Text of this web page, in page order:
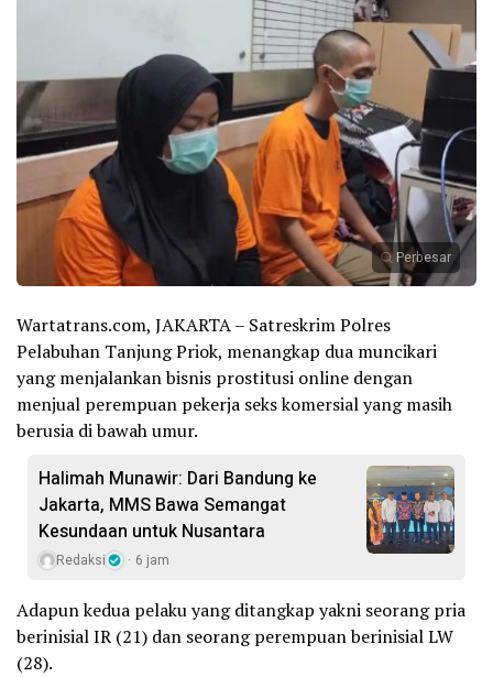
Perbesar
Wartatrans.com, JAKARTA – Satreskrim Polres
Pelabuhan Tanjung Priok, menangkap dua muncikari
yang menjalankan bisnis prostitusi online dengan
menjual perempuan pekerja seks komersial yang masih
berusia di bawah umur.
Halimah Munawir: Dari Bandung ke
Jakarta, MMS Bawa Semangat
Kesundaan untuk Nusantara
Redaksi 6 jam
Adapun kedua pelaku yang ditangkap yakni seorang pria
berinisial IR (21) dan seorang perempuan berinisial LW
(28).